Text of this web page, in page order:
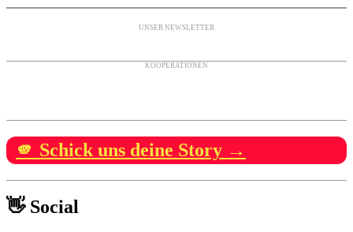
UNSER NEWSLETTER
KOOPERATIONEN
🫵 Schick uns deine Story →
👋 Social